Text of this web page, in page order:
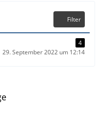
Filter
4
29. September 2022 um 12:14